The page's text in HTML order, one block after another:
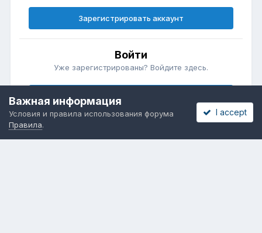
Зарегистрировать аккаунт
Войти
Уже зарегистрированы? Войдите здесь.
Важная информация
Условия и правила использования форума
Правила.
I accept